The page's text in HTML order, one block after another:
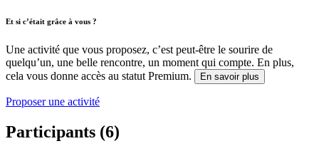
Et si c’était grâce à vous ?
Une activité que vous proposez, c’est peut-être le sourire de
quelqu’un, une belle rencontre, un moment qui compte. En plus,
cela vous donne accès au statut Premium.
En savoir plus
Proposer une activité
Participants (6)